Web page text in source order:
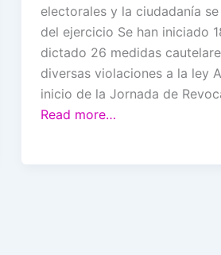
electorales y la ciudadanía
del ejercicio Se han iniciado
dictado 26 medidas
diversas violaciones a la ley
inicio de la Jornada de
Read more…